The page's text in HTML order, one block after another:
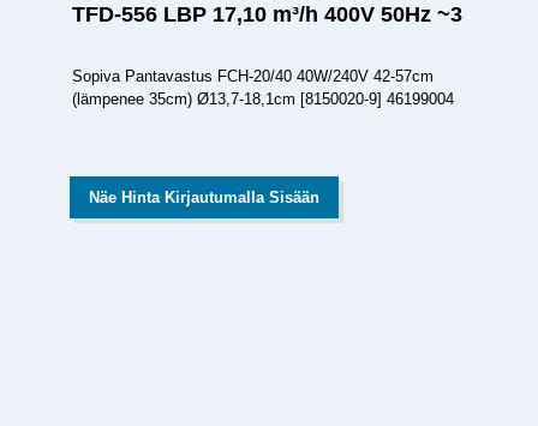
TFD-556 LBP 17,10 m³/h 400V 50Hz ~3
Sopiva Pantavastus FCH-20/40 40W/240V 42-57cm
(lämpenee 35cm) Ø13,7-18,1cm [8150020-9] 46199004
Näe Hinta Kirjautumalla Sisään